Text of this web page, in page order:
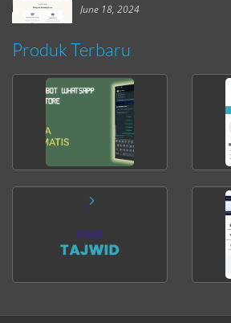
June 18, 2024
Produk Terbaru